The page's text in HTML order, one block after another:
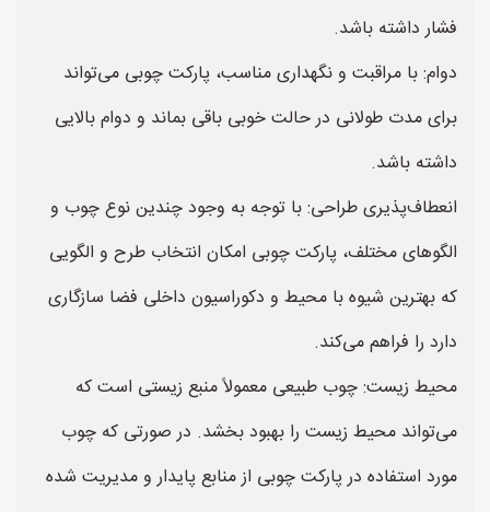
فشار داشته باشد.
دوام: با مراقبت و نگهداری مناسب، پارکت چوبی می‌تواند
برای مدت طولانی در حالت خوبی باقی بماند و دوام بالایی
داشته باشد.
انعطاف‌پذیری طراحی: با توجه به وجود چندین نوع چوب و
الگوهای مختلف، پارکت چوبی امکان انتخاب طرح و الگویی
که بهترین شیوه با محیط و دکوراسیون داخلی فضا سازگاری
دارد را فراهم می‌کند.
محیط زیست: چوب طبیعی معمولاً منبع زیستی است که
می‌تواند محیط زیست را بهبود بخشد. در صورتی که چوب
مورد استفاده در پارکت چوبی از منابع پایدار و مدیریت شده